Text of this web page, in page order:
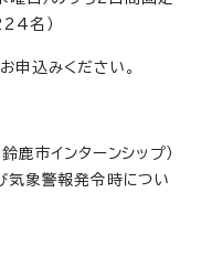
名）
申込みください。
鹿市インターンシップ）
気象警報発令時につい